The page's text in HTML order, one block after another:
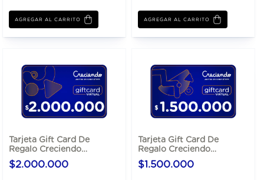
Tarjeta Gift Card De
Regalo Creciendo
$2.000.000
$2.000.000
Tarjeta Gift Card De
Regalo Creciendo
$1.500.000
$1.500.000